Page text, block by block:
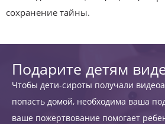
сохранение тайны.
Подарите детям
Чтобы дети-сироты получали
попасть домой, необходима ваша
ваше пожертвование помогает